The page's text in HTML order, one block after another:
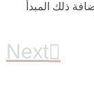
ذلك المبدأ